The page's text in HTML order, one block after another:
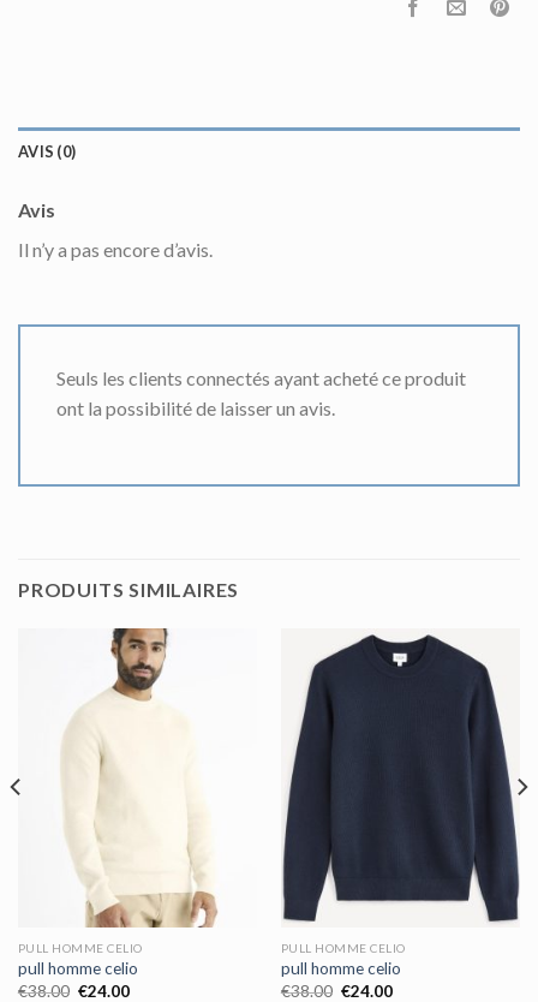
AVIS (0)
Avis
Il n’y a pas encore d’avis.
Seuls les clients connectés ayant acheté ce produit
ont la possibilité de laisser un avis.
PRODUITS SIMILAIRES
PULL HOMME CELIO
pull homme celio
€38.00 €24.00
PULL HOMME CELIO
pull homme celio
€38.00 €24.00